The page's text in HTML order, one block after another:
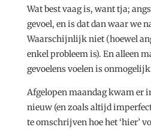
Wat best vaag is, want tja;
gevoel, en is dat dan waar we
Waarschijnlijk niet (hoewel
enkel probleem is). En alleen
gevoelens voelen is
Afgelopen maandag kwam er
nieuw (en zoals altijd
te omschrijven hoe het ‘hier’